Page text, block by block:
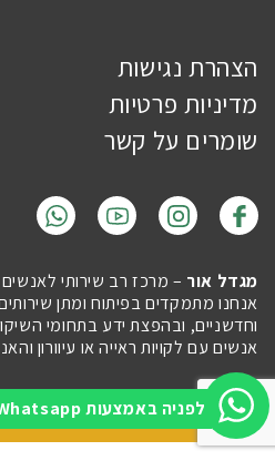
לפניה באמצעות Whatsapp
הצהרת נגישות
מדיניות פרטיות
שומרים על קשר
מגדל אור – מרכז רב שירותי
אנחנו מתמקדים בפיתוח ומתן
וחדשניים, ובהפצת ידע בתחומי
אנשים עם לקויות ראייה או עיוורון
Imaginet